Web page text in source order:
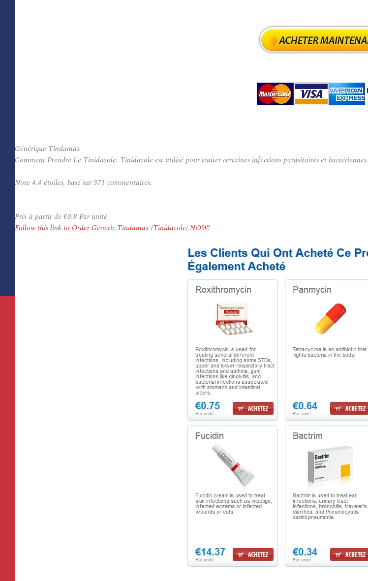
Générique Tindamax
Comment Prendre Le Tinidazole. Tinidazole est utilisé pour traiter certaines infections parasitaires et bactériennes.
Note 4.4 étoiles, basé sur371 commentaires.
Prix à partir de €0.8 Par unité
Follow this link to Order Generic Tindamax (Tinidazole) NOW!